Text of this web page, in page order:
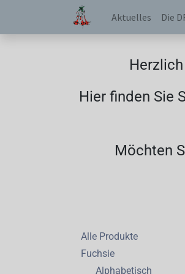
Aktuelles Die
Hier finden Sie
Möchten
Alle Produkte
Fuchsie
Alphabetisch